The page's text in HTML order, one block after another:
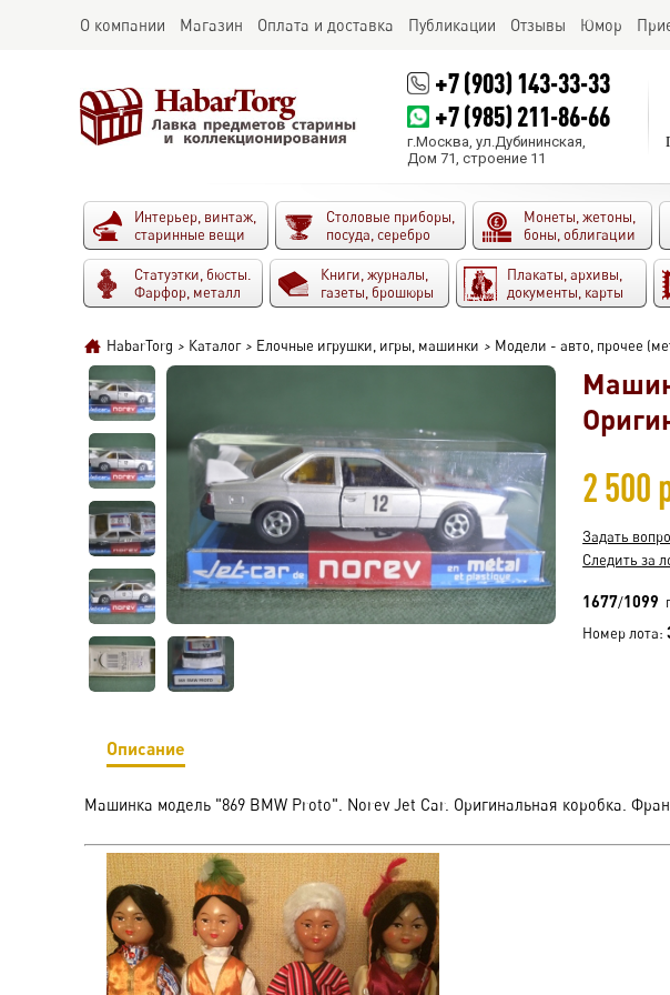
О компании Магазин Оплата и доставка Публикации Отзывы Юмор
+7 (903) 143-33-33
+7 (985) 211-86-66
г.Москва, ул.Дубининская,
Дом 71, строение 11
Интерьер, винтаж,
старинные вещи
Столовые приборы,
посуда, серебро
Монеты, жетоны,
боны, облигации
Статуэтки, бюсты.
Фарфор, металл
Книги, журналы,
газеты, брошюры
Плакаты, архивы,
документы, карты
HabarTorg > Каталог > Елочные игрушки, игры, машинки > Модели - авто, прочее
2 500
Задать
Следить за
1677/1099
Номер лота:
Описание
Машинка модель "869 BMW Proto". Norev Jet Car. Оригинальная коробка.